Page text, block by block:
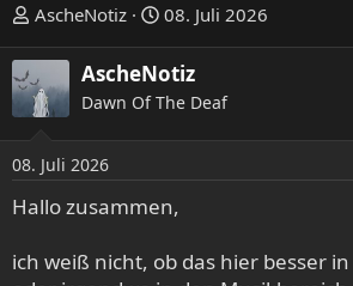
E
s
t
e
l
r
AscheNotiz
E
s
t
e
l
a
08. Juli 2026
AscheNotiz
Dawn Of The Deaf
08. Juli 2026
Hallo zusammen,
ich weiß nicht, ob das hier besser